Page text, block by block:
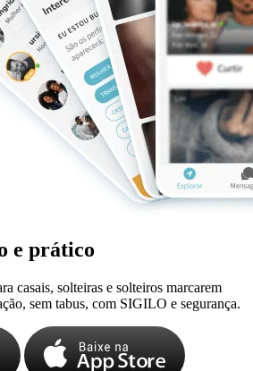
e prático
casais, solteiras e solteiros marcarem
sem tabus, com SIGILO e segurança.